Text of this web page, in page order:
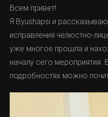
А теперь, для контраста,
Всем привет!
Я Byushapsi и
исправления челюстно-
уже многое прошла и
началу сего
подробностях можно